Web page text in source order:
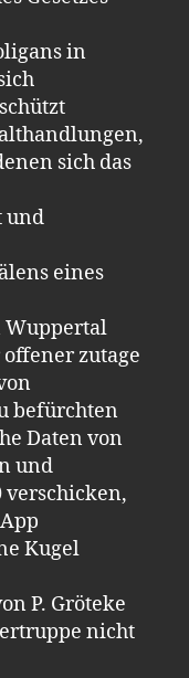
in
sich das
und
eines
Wuppertal
zutage
befürchten
Daten von
und
verschicken,
Kugel
P. Gröteke
nicht